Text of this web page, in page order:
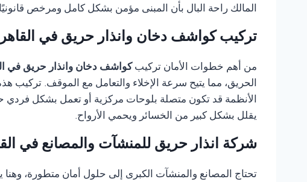
المالك راحة البال بأن المبنى مؤمن بشكل كامل ومرخص
تركيب كواشف دخان وانذار حريق في
من أهم خطوات الأمان تركيب كواشف دخان وانذار حريق في
الحريق، مما يتيح سرعة الإخلاء والتعامل مع الموقف.
الأنظمة قد تكون متصلة بلوحات مركزية أو تعمل بشكل
يقلل بشكل كبير من الخسائر ويحمي الأرواح.
شركة انذار حريق للمنشآت والمصانع في
تحتاج المصانع والمنشآت الكبرى إلى حلول أمان متطورة، وهنا